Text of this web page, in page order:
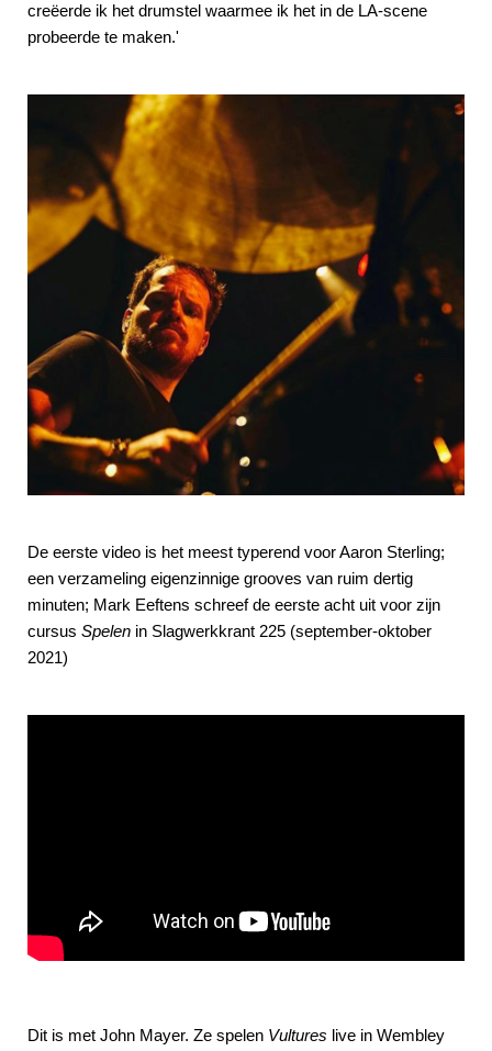
creëerde ik het drumstel waarmee ik het in de LA-scene
probeerde te maken.'
De eerste video is het meest typerend voor Aaron Sterling;
een verzameling eigenzinnige grooves van ruim dertig
minuten; Mark Eeftens schreef de eerste acht uit voor zijn
cursus Spelen in Slagwerkkrant 225 (september-oktober
2021)
Dit is met John Mayer. Ze spelen Vultures live in Wembley